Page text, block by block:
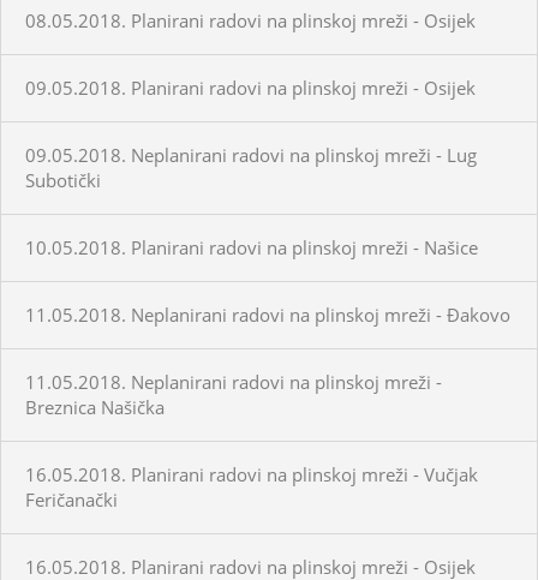
08.05.2018. Planirani radovi na plinskoj mreži - Osijek
09.05.2018. Planirani radovi na plinskoj mreži - Osijek
09.05.2018. Neplanirani radovi na plinskoj mreži - Lug
Subotički
10.05.2018. Planirani radovi na plinskoj mreži - Našice
11.05.2018. Neplanirani radovi na plinskoj mreži - Đakovo
11.05.2018. Neplanirani radovi na plinskoj mreži -
Breznica Našička
16.05.2018. Planirani radovi na plinskoj mreži - Vučjak
Feričanački
16.05.2018. Planirani radovi na plinskoj mreži - Osijek